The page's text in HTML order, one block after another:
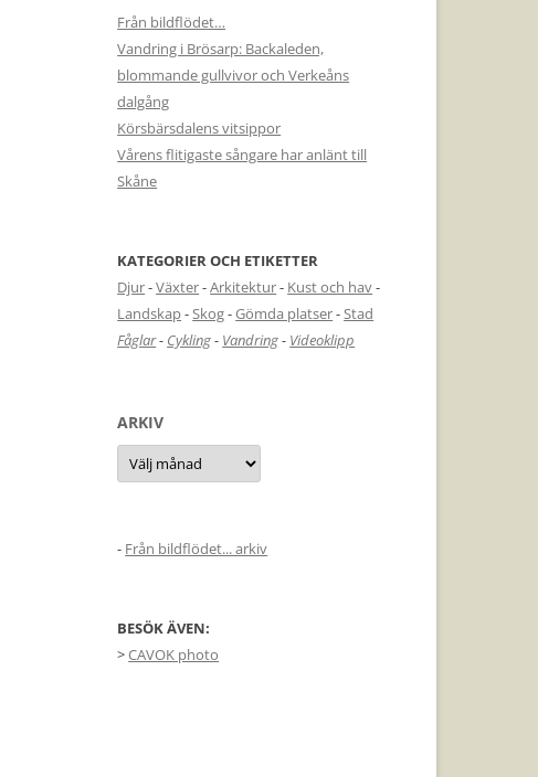
Från bildflödet…
Vandring i Brösarp: Backaleden,
blommande gullvivor och Verkeåns
dalgång
Körsbärsdalens vitsippor
Vårens flitigaste sångare har anlänt till
Skåne
KATEGORIER OCH ETIKETTER
Djur-Växter-Arkitektur- Kust och hav-
Landskap-Skog-Gömda platser-Stad
Fåglar- Cykling- Vandring- Videoklipp
ARKIV
Arkiv
- Från bildflödet... arkiv
BESÖK ÄVEN:
>CAVOK photo